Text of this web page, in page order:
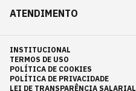
ATENDIMENTO
INSTITUCIONAL
TERMOS DE USO
POLÍTICA DE COOKIES
POLÍTICA DE PRIVACIDADE
LEI DE TRANSPARÊNCIA SALARIAL